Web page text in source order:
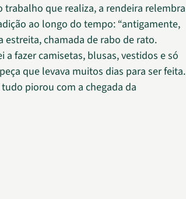
que realiza, a rendeira relembra
ao longo do tempo: “antigamente,
chamada de rabo de rato.
fazer camisetas, blusas, vestidos e só
que levava muitos dias para ser feita.
piorou com a chegada da